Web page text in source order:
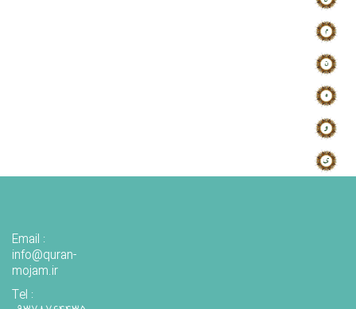
Email :
info@quran-
mojam.ir
Tel :